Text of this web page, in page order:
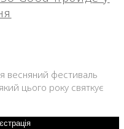
весняний фестиваль
цього року святкує